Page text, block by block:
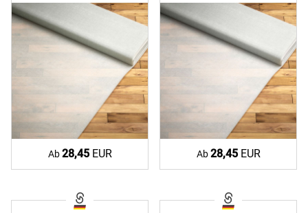
19943
Ab28,45EUR
19943
Ab28,45EUR